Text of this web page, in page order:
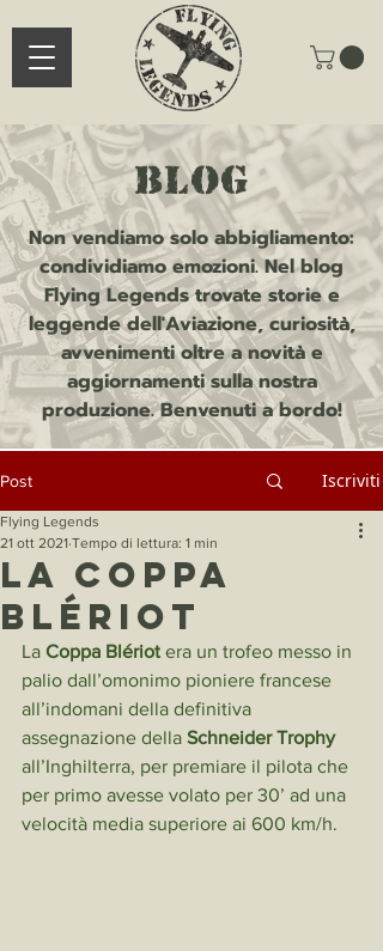
blog
Non vendiamo solo abbigliamento:
condividiamo emozioni. Nel blog
Flying Legends trovate storie e
leggende dell'Aviazione, curiosità,
avvenimenti oltre a novità e
aggiornamenti sulla nostra
produzione. Benvenuti a bordo!
Post Iscriviti
La coppa
Blériot
Flying Legends
21 ott 2021 Tempo di lettura: 1 min
La Coppa Blériot era un trofeo messo in
palio dall’omonimo pioniere francese
all’indomani della definitiva
assegnazione della Schneider Trophy
all’Inghilterra, per premiare il pilota che
per primo avesse volato per 30’ ad una
velocità media superiore ai 600 km/h.